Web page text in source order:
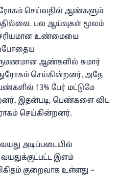
செய்வதில் ஆண்களும்
பல ஆய்வுகள் மூலம்
உண்மையை
ஆண்களில் சுமார்
துரோகம் செய்கின்றனர், அதே
13% பேர் மட்டுமே
இதன்படி, பெண்களை விட
செய்கின்றனர்.
அடிப்படையில்
வயதுக்குட்பட்ட இளம்
குறைவாக உள்ளது –